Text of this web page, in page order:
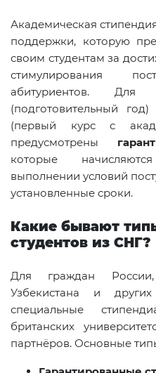
Академическая
поддержки, которую
своим студентам за
стимулирования
абитуриентов. Для
(подготовительный
(первый курс с
предусмотрены
которые
выполнении условий
установленные сроки.
Какие бывают
студентов из СНГ?
Для граждан России,
Узбекистана и
специальные
британских
партнёров. Основные